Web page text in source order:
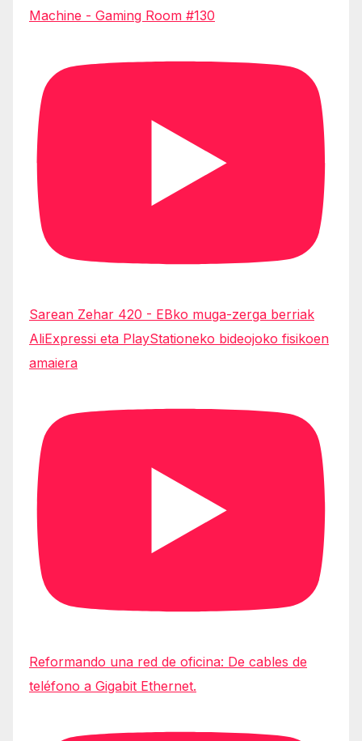
Machine - Gaming Room #130
Sarean Zehar 420 - EBko muga-zerga berriak
AliExpressi eta PlayStationeko bideojoko fisikoen
amaiera
Reformando una red de oficina: De cables de
teléfono a Gigabit Ethernet.